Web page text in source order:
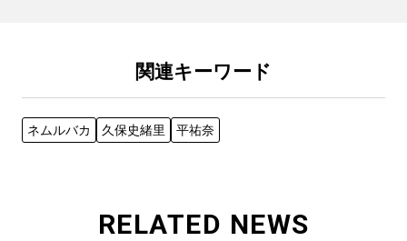
関連キーワード
ネムルバカ 久保史緒里 平祐奈
RELATED NEWS